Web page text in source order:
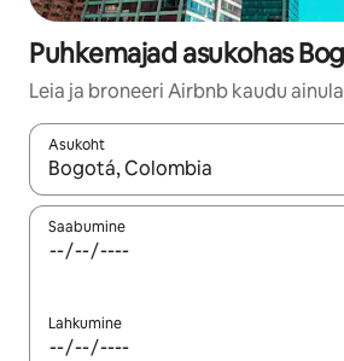
Puhkemajad asukohas
Leia ja broneeri Airbnb kaudu
Asukoht
Kui tulemused on kuvatud, liigu
Saabumine
Lahkumine